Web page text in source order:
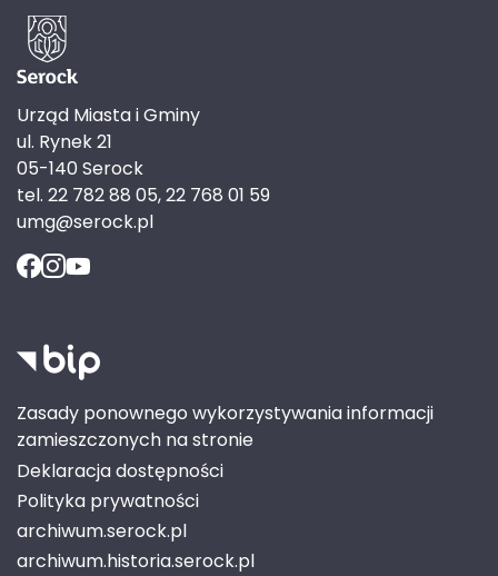
Urząd Miasta i Gminy
ul. Rynek 21
05-140 Serock
tel. 22 782 88 05, 22 768 01 59
umg@serock.pl
Zasady ponownego wykorzystywania informacji
zamieszczonych na stronie
Deklaracja dostępności
Polityka prywatności
archiwum.serock.pl
archiwum.historia.serock.pl